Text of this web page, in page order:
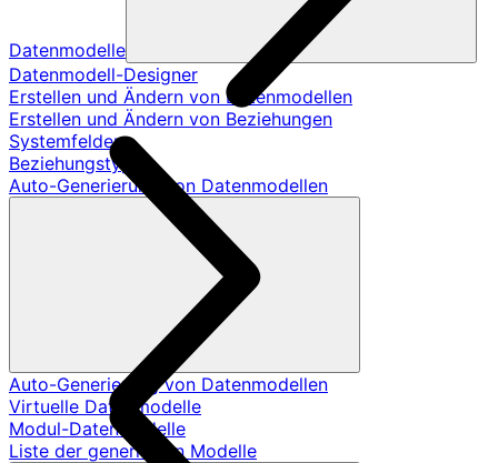
Datenmodelle
Datenmodell-Designer
Erstellen und Ändern von Datenmodellen
Erstellen und Ändern von Beziehungen
Systemfelder
Beziehungstypen
Auto-Generierung von Datenmodellen
Auto-Generierung von Datenmodellen
Virtuelle Datenmodelle
Modul-Datenmodelle
Liste der generierten Modelle